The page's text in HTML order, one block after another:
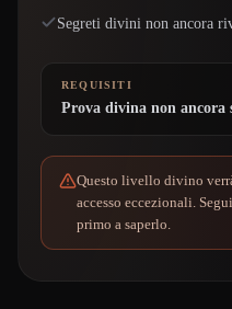
Segreti divini non ancora
REQUISITI
Prova divina non
Questo livello divino
accesso eccezionali.
primo a saperlo.